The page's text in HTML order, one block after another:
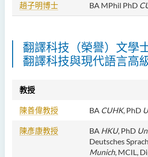
趙子明博士 BA MPhil PhD
翻譯科技（榮譽）文學
翻譯科技與現代語言高
教授
陳善偉教授 BA CUHK, PhD
陳彥康教授 BA HKU, PhD
Deutsches
Munich, MCIL,
李宗華先生
吳詠彤女士
方逸康先生
廖穎賢博士
Mr James Speirs
行政及研究人員